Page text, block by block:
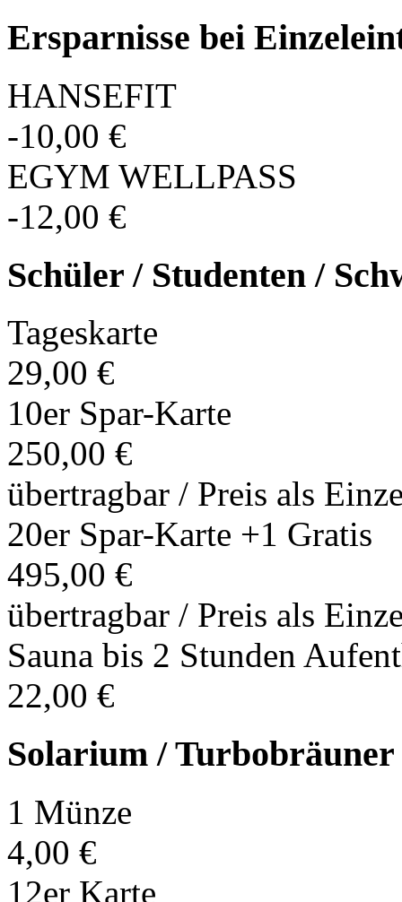
Ersparnisse bei
HANSEFIT
-10,00 €
EGYM WELLPASS
-12,00 €
Schüler / Studenten /
Tageskarte
29,00 €
10er Spar-Karte
250,00 €
übertragbar / Preis als
20er Spar-Karte +1 Gratis
495,00 €
übertragbar / Preis als
Sauna bis 2 Stunden
22,00 €
Solarium / Turbobräuner
1 Münze
4,00 €
12er Karte